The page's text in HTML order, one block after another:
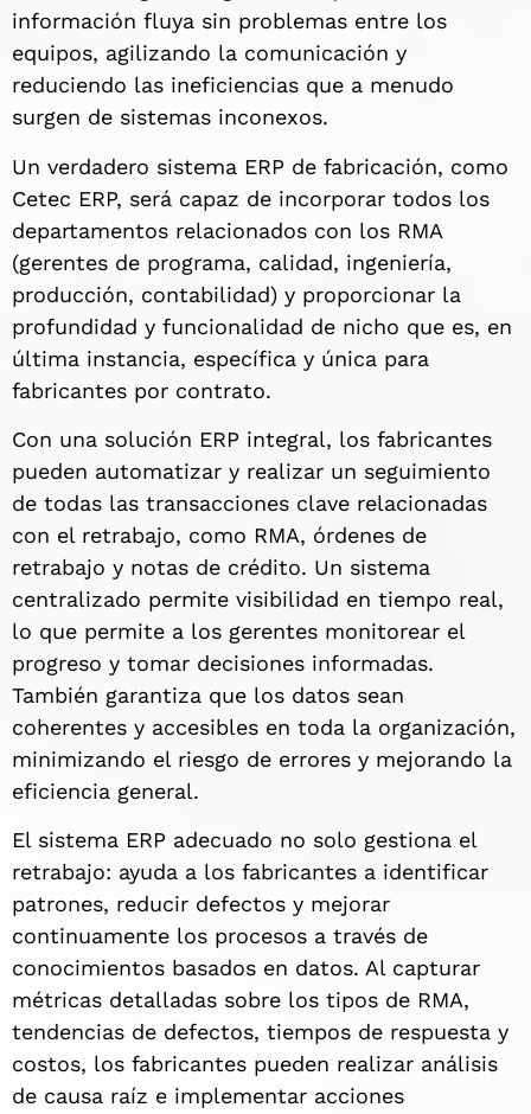
información fluya sin problemas entre los
equipos, agilizando la comunicación y
reduciendo las ineficiencias que a menudo
surgen de sistemas inconexos.
Un verdadero sistema ERP de fabricación, como
Cetec ERP, será capaz de incorporar todos los
departamentos relacionados con los RMA
(gerentes de programa, calidad, ingeniería,
producción, contabilidad) y proporcionar la
profundidad y funcionalidad de nicho que es, en
última instancia, específica y única para
fabricantes por contrato.
Con una solución ERP integral, los fabricantes
pueden automatizar y realizar un seguimiento
de todas las transacciones clave relacionadas
con el retrabajo, como RMA, órdenes de
retrabajo y notas de crédito. Un sistema
centralizado permite visibilidad en tiempo real,
lo que permite a los gerentes monitorear el
progreso y tomar decisiones informadas.
También garantiza que los datos sean
coherentes y accesibles en toda la organización,
minimizando el riesgo de errores y mejorando la
eficiencia general.
El sistema ERP adecuado no solo gestiona el
retrabajo: ayuda a los fabricantes a identificar
patrones, reducir defectos y mejorar
continuamente los procesos a través de
conocimientos basados ​​en datos. Al capturar
métricas detalladas sobre los tipos de RMA,
tendencias de defectos, tiempos de respuesta y
costos, los fabricantes pueden realizar análisis
de causa raíz e implementar acciones